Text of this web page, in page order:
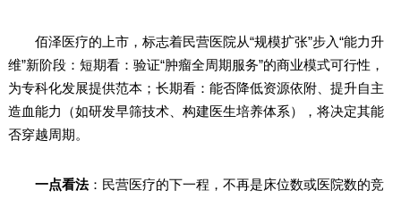
佰泽医疗的上市，标志着民营医院从“规模扩张”步入“能力升
维”新阶段：短期看：验证“肿瘤全周期服务”的商业模式可行性，
为专科化发展提供范本；长期看：能否降低资源依附、提升自主
造血能力（如研发早筛技术、构建医生培养体系），将决定其能
否穿越周期。
一点看法：民营医疗的下一程，不再是床位数或医院数的竞